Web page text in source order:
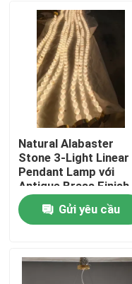
Nhà
Về chúng tôi
Natural Alabaster
Stone 3-Light Linear
Pendant Lamp với
Antique Brass Finish
cho Bàn ăn
Gửi yêu cầu